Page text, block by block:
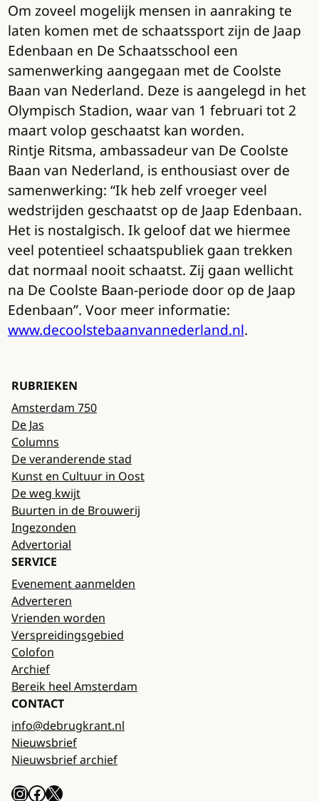
Om zoveel mogelijk mensen in aanraking te
laten komen met de schaatssport zijn de Jaap
Edenbaan en De Schaatsschool een
samenwerking aangegaan met de Coolste
Baan van Nederland. Deze is aangelegd in het
Olympisch Stadion, waar van 1 februari tot 2
maart volop geschaatst kan worden.
Rintje Ritsma, ambassadeur van De Coolste
Baan van Nederland, is enthousiast over de
samenwerking: “Ik heb zelf vroeger veel
wedstrijden geschaatst op de Jaap Edenbaan.
Het is nostalgisch. Ik geloof dat we hiermee
veel potentieel schaatspubliek gaan trekken
dat normaal nooit schaatst. Zij gaan wellicht
na De Coolste Baan-periode door op de Jaap
Edenbaan”. Voor meer informatie:
www.decoolstebaanvannederland.nl.
RUBRIEKEN
Amsterdam 750
De Jas
Columns
De veranderende stad
Kunst en Cultuur in Oost
De weg kwijt
Buurten in de Brouwerij
Ingezonden
Advertorial
SERVICE
Evenement aanmelden
Adverteren
Vrienden worden
Verspreidingsgebied
Colofon
Archief
Bereik heel Amsterdam
CONTACT
info@debrugkrant.nl
Nieuwsbrief
Nieuwsbrief archief
InstagramFacebook X